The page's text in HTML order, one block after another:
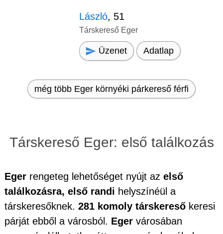
László, 51
Társkereső Eger
Üzenet Adatlap
még több Eger környéki párkereső férfi
Társkereső Eger: első találkozás
Eger rengeteg lehetőséget nyújt az első
találkozásra, első randi helyszínéül a
társkeresőknek. 281 komoly társkereső keresi
párját ebből a városból. Eger városában